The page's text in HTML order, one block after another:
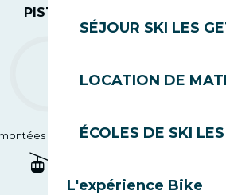
SÉJOUR SKI LES
LOCATION DE
ÉCOLES DE SKI
L'expérience Bike
PISTES
mécaniques